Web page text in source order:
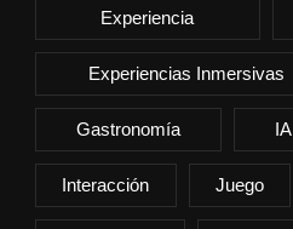
Experiencia
Experiencias Inmersivas
Gastronomía IA
Interacción Juego